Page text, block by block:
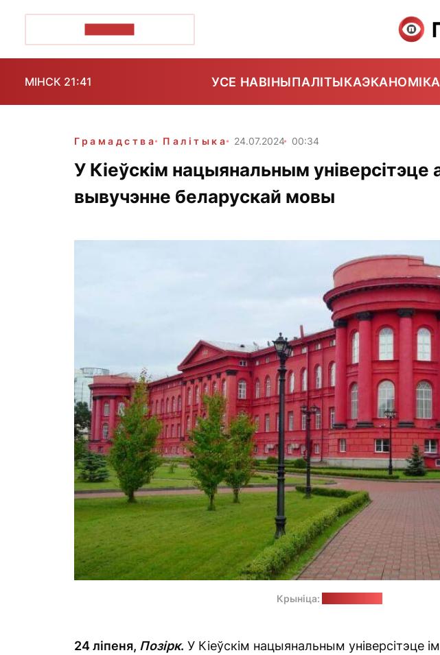
МІНСК 21:41 УСЕ НАВІНЫПАЛІТЫКАЭКАНОМІКА
Грамадства Палітыка 24.07.2024 00:34
У Кіеўскім нацыянальным універсітэце
вывучэнне беларускай мовы
Крыніца:
24 ліпеня, Позірк. У Кіеўскім нацыянальным універсітэце